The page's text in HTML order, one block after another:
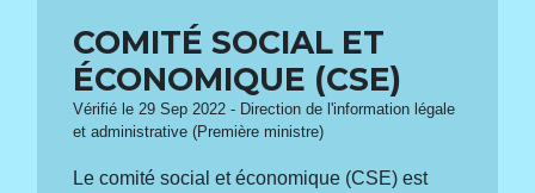
COMITÉ SOCIAL ET
ÉCONOMIQUE (CSE)
Vérifié le 29 Sep 2022 - Direction de l'information légale
et administrative (Première ministre)
Le comité social et économique (CSE) est